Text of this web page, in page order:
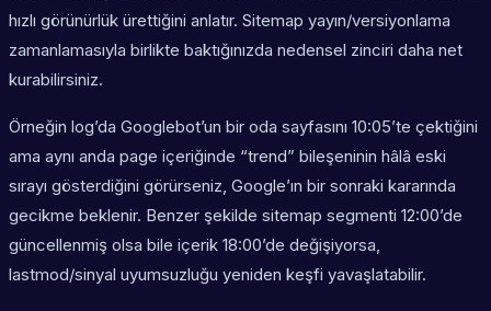
hızlı görünürlük ürettiğini anlatır. Sitemap yayın/versiyonlama
zamanlamasıyla birlikte baktığınızda nedensel zinciri daha net
kurabilirsiniz.
Örneğin log’da Googlebot’un bir oda sayfasını 10:05’te çektiğini
ama aynı anda page içeriğinde “trend” bileşeninin hâlâ eski
sırayı gösterdiğini görürseniz, Google’ın bir sonraki kararında
gecikme beklenir. Benzer şekilde sitemap segmenti 12:00’de
güncellenmiş olsa bile içerik 18:00’de değişiyorsa,
lastmod/sinyal uyumsuzluğu yeniden keşfi yavaşlatabilir.